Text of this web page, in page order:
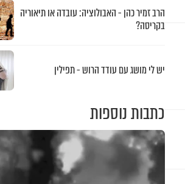
הרב זמיר כהן - האבולוציה: עובדה או תיאוריה
בקריסה?
יש לי מושג עם עודד הרוש - תפילין
כתבות נוספות